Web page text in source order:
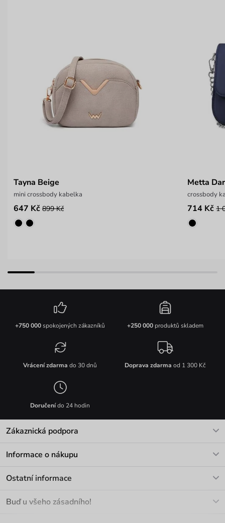
Tayna Beige
mini crossbody kabelka
647 Kč 899 Kč
Metta
crossbody
714 Kč 1
+750 000spokojených zákazníků +250 000produktů skladem
Vrácení zdarma do 30 dnů Doprava zdarma od 1 300 Kč
Doručenído 24 hodin
Zákaznická podpora
Informace o nákupu
Materiály a údržba
Ostatní informace
Buď u všeho zásadního!